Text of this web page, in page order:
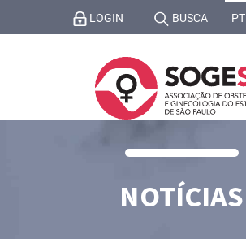
LOGIN BUSCA PT
NOTÍCIAS